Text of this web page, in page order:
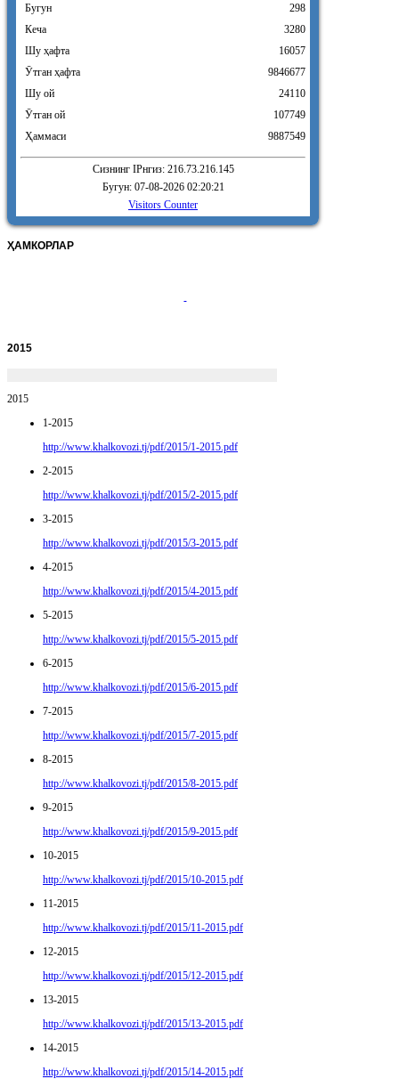
Бугун
Кеча
Шу ҳафта
Ӯтган ҳафта
Шу ой
Ӯтган ой
Ҳаммаси
298
3280
16057
9846677
24110
107749
9887549
Сизнинг IPнгиз: 216.73.216.145
Бугун: 07-08-2026 02:20:21
Visitors Counter
ҲАМКОРЛАР
2015
2015
1-2015
http://www.khalkovozi.tj/pdf/2015/1-2015.pdf
2-2015
http://www.khalkovozi.tj/pdf/2015/2-2015.pdf
3-2015
http://www.khalkovozi.tj/pdf/2015/3-2015.pdf
4-2015
http://www.khalkovozi.tj/pdf/2015/4-2015.pdf
5-2015
http://www.khalkovozi.tj/pdf/2015/5-2015.pdf
6-2015
http://www.khalkovozi.tj/pdf/2015/6-2015.pdf
7-2015
http://www.khalkovozi.tj/pdf/2015/7-2015.pdf
8-2015
http://www.khalkovozi.tj/pdf/2015/8-2015.pdf
9-2015
http://www.khalkovozi.tj/pdf/2015/9-2015.pdf
10-2015
http://www.khalkovozi.tj/pdf/2015/10-2015.pdf
11-2015
http://www.khalkovozi.tj/pdf/2015/11-2015.pdf
12-2015
http://www.khalkovozi.tj/pdf/2015/12-2015.pdf
13-2015
http://www.khalkovozi.tj/pdf/2015/13-2015.pdf
14-2015
http://www.khalkovozi.tj/pdf/2015/14-2015.pdf